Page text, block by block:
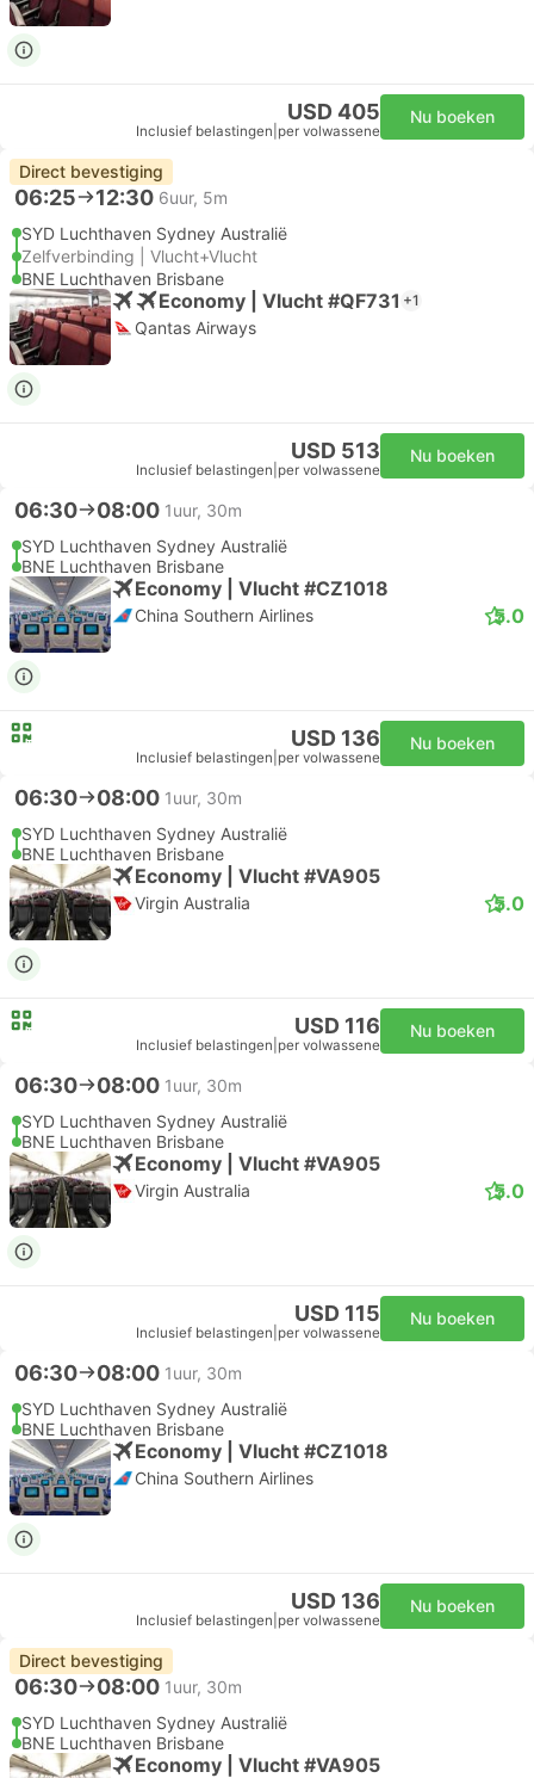
USD 405
Inclusief belastingen per volwassene
Nu boeken
Direct bevestiging
06:25 12:30 6uur, 5m
SYD Luchthaven Sydney Australië
Zelfverbinding | Vlucht+Vlucht
BNE Luchthaven Brisbane
Economy | Vlucht #QF731 +1
Qantas Airways
USD 513
Inclusief belastingen per volwassene
Nu boeken
06:30 08:00 1uur, 30m
SYD Luchthaven Sydney Australië
BNE Luchthaven Brisbane
Economy | Vlucht #CZ1018
China Southern Airlines 5.0
USD 136
Inclusief belastingen per volwassene
Nu boeken
06:30 08:00 1uur, 30m
SYD Luchthaven Sydney Australië
BNE Luchthaven Brisbane
Economy | Vlucht #VA905
Virgin Australia 5.0
USD 116
Inclusief belastingen per volwassene
Nu boeken
06:30 08:00 1uur, 30m
SYD Luchthaven Sydney Australië
BNE Luchthaven Brisbane
Economy | Vlucht #VA905
Virgin Australia 5.0
USD 115
Inclusief belastingen per volwassene
Nu boeken
06:30 08:00 1uur, 30m
SYD Luchthaven Sydney Australië
BNE Luchthaven Brisbane
Economy | Vlucht #CZ1018
China Southern Airlines
USD 136
Inclusief belastingen per volwassene
Nu boeken
Direct bevestiging
06:30 08:00 1uur, 30m
SYD Luchthaven Sydney Australië
BNE Luchthaven Brisbane
Economy | Vlucht #VA905